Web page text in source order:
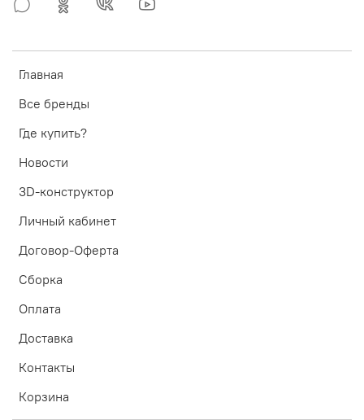
Главная
Все бренды
Где купить?
Новости
3D-конструктор
Личный кабинет
Договор-Оферта
Сборка
Оплата
Доставка
Контакты
Корзина